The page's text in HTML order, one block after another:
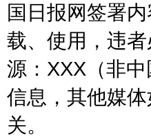
国日报网签署
载、使用，违
源：XXX（非
信息，其他媒
关。